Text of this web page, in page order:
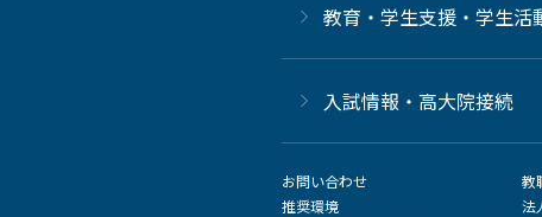
教育・学生支援・学生活
⼊試情報・高大院接続
お問い合わせ
推奨環境
教
法